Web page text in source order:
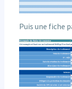
Puis une fiche